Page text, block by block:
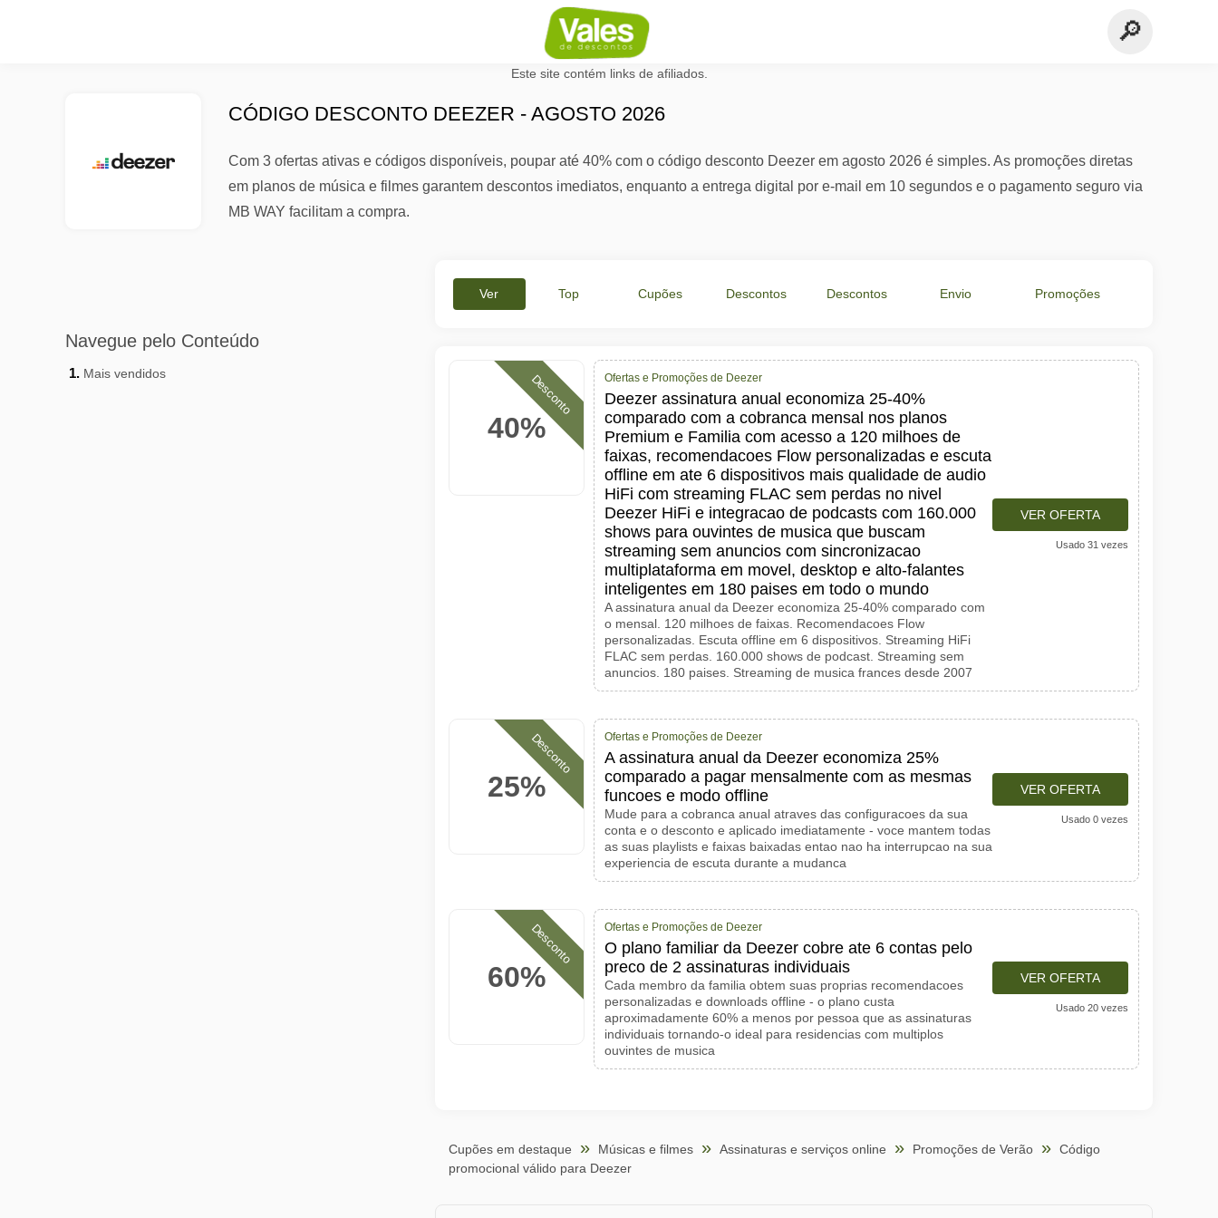
Este site contém links de afiliados.
CÓDIGO DESCONTO DEEZER - AGOSTO 2026
Com 3 ofertas ativas e códigos disponíveis, poupar até 40% com o código desconto Deezer em agosto 2026 é simples. As promoções diretas
em planos de música e filmes garantem descontos imediatos, enquanto a entrega digital por e-mail em 10 segundos e o pagamento seguro via
MB WAY facilitam a compra.
Navegue pelo Conteúdo
Mais vendidos
Ver Top Cupões Descontos Descontos Envio Promoções
40%
Desconto Ofertas e Promoções de Deezer
Deezer assinatura anual economiza 25-40%
comparado com a cobranca mensal nos planos
Premium e Familia com acesso a 120 milhoes de
faixas, recomendacoes Flow personalizadas e escuta
offline em ate 6 dispositivos mais qualidade de audio
HiFi com streaming FLAC sem perdas no nivel
Deezer HiFi e integracao de podcasts com 160.000
shows para ouvintes de musica que buscam
streaming sem anuncios com sincronizacao
multiplataforma em movel, desktop e alto-falantes
inteligentes em 180 paises em todo o mundo
A assinatura anual da Deezer economiza 25-40% comparado com
o mensal. 120 milhoes de faixas. Recomendacoes Flow
personalizadas. Escuta offline em 6 dispositivos. Streaming HiFi
FLAC sem perdas. 160.000 shows de podcast. Streaming sem
anuncios. 180 paises. Streaming de musica frances desde 2007
VER OFERTA
Usado 31 vezes
25%
Desconto Ofertas e Promoções de Deezer
A assinatura anual da Deezer economiza 25%
comparado a pagar mensalmente com as mesmas
funcoes e modo offline
Mude para a cobranca anual atraves das configuracoes da sua
conta e o desconto e aplicado imediatamente - voce mantem todas
as suas playlists e faixas baixadas entao nao ha interrupcao na sua
experiencia de escuta durante a mudanca
VER OFERTA
Usado 0 vezes
60%
Desconto Ofertas e Promoções de Deezer
O plano familiar da Deezer cobre ate 6 contas pelo
preco de 2 assinaturas individuais
Cada membro da familia obtem suas proprias recomendacoes
personalizadas e downloads offline - o plano custa
aproximadamente 60% a menos por pessoa que as assinaturas
individuais tornando-o ideal para residencias com multiplos
ouvintes de musica
VER OFERTA
Usado 20 vezes
Cupões em destaque Músicas e filmes Assinaturas e serviços online Promoções de Verão
Código
promocional válido para Deezer